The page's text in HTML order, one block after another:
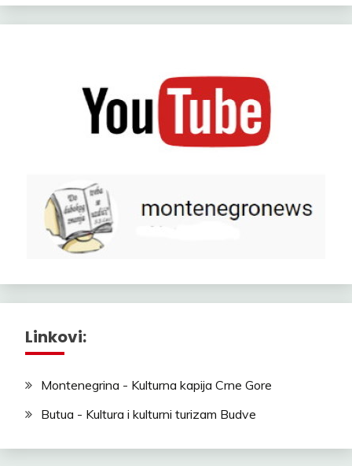
Linkovi:
Montenegrina - Kulturna kapija Crne Gore
Butua - Kultura i kulturni turizam Budve